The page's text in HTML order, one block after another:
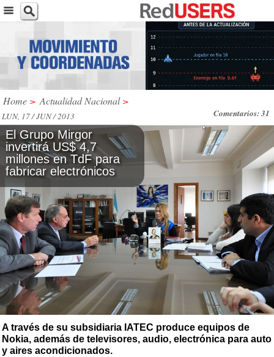
Home > Actualidad Nacional >
Comentarios: 31
LUN, 17 / JUN / 2013
El Grupo Mirgor
invertirá US$ 4,7
millones en TdF para
fabricar electrónicos
A través de su subsidiaria IATEC produce equipos de
Nokia, además de televisores, audio, electrónica para auto
y aires acondicionados.